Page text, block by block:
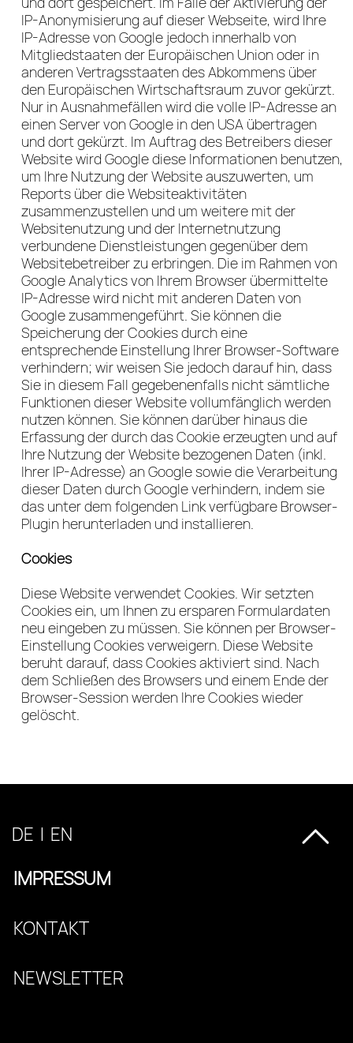
IP-Anonymisierung auf dieser Webseite, wird Ihre
IP-Adresse von Google jedoch innerhalb von
Mitgliedstaaten der Europäischen Union oder in
anderen Vertragsstaaten des Abkommens über
den Europäischen Wirtschaftsraum zuvor gekürzt.
Nur in Ausnahmefällen wird die volle IP-Adresse an
einen Server von Google in den USA übertragen
und dort gekürzt. Im Auftrag des Betreibers dieser
Website wird Google diese Informationen benutzen,
um Ihre Nutzung der Website auszuwerten, um
Reports über die Websiteaktivitäten
zusammenzustellen und um weitere mit der
Websitenutzung und der Internetnutzung
verbundene Dienstleistungen gegenüber dem
Websitebetreiber zu erbringen. Die im Rahmen von
Google Analytics von Ihrem Browser übermittelte
IP-Adresse wird nicht mit anderen Daten von
Google zusammengeführt. Sie können die
Speicherung der Cookies durch eine
entsprechende Einstellung Ihrer Browser-Software
verhindern; wir weisen Sie jedoch darauf hin, dass
Sie in diesem Fall gegebenenfalls nicht sämtliche
Funktionen dieser Website vollumfänglich werden
nutzen können. Sie können darüber hinaus die
Erfassung der durch das Cookie erzeugten und auf
Ihre Nutzung der Website bezogenen Daten (inkl.
Ihrer IP-Adresse) an Google sowie die Verarbeitung
dieser Daten durch Google verhindern, indem sie
das unter dem folgenden Link verfügbare Browser-
Plugin herunterladen und installieren.
Cookies
Diese Website verwendet Cookies. Wir setzten
Cookies ein, um Ihnen zu ersparen Formulardaten
neu eingeben zu müssen. Sie können per Browser-
Einstellung Cookies verweigern. Diese Website
beruht darauf, dass Cookies aktiviert sind. Nach
dem Schließen des Browsers und einem Ende der
Browser-Session werden Ihre Cookies wieder
gelöscht.
DE I EN
IMPRESSUM
KONTAKT
NEWSLETTER